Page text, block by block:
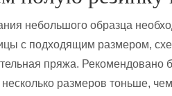
небольшого образца
с подходящим размером,
пряжа. Рекомендовано
размеров тоньше,